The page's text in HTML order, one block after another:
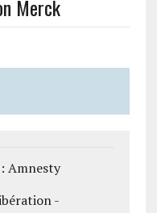
Merck
Amnesty
-